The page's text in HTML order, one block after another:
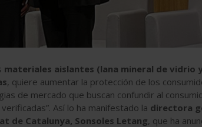
materiales aislantes (lana mineral de vidrio y
, quiere aumentar la protección de los
de mercado que buscan confundir al
Así lo ha manifestado la directora
de Catalunya, Sonsoles Letang, que ha